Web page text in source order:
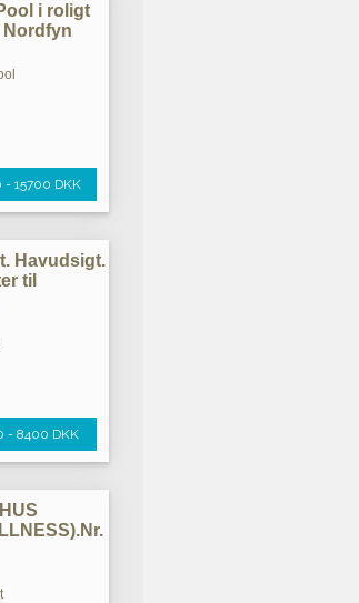
i roligt
Nordfyn
- 15700 DKK
Havudsigt.
til
- 8400 DKK